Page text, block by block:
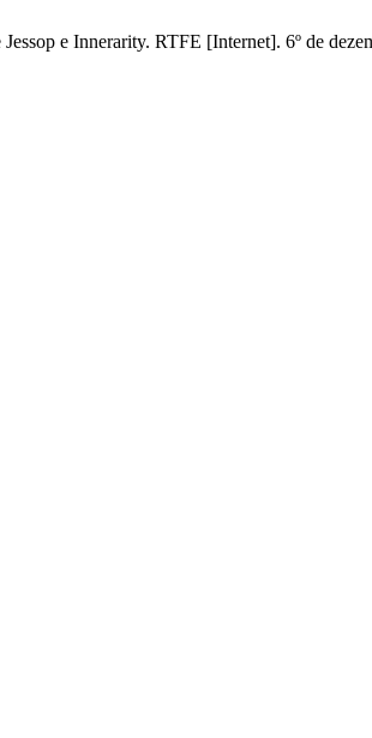
e Innerarity. RTFE [Internet]. 6º de